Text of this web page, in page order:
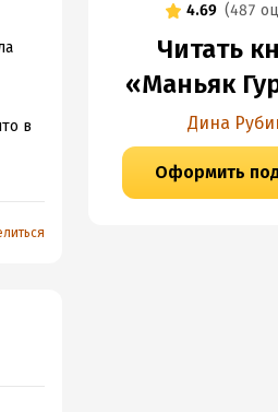
в
4.69 (487
Читать
«Маньяк
Дина
Оформить